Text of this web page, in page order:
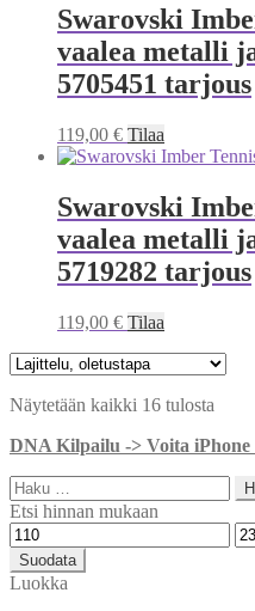
Swarovski
vaalea metalli
5705451 tarjous
119,00 € Tilaa
Swarovski
vaalea metalli
5719282 tarjous
119,00 € Tilaa
Näytetään kaikki 16 tulosta
DNA Kilpailu -> Voita iPhone
Haku:
Etsi hinnan mukaan
Minimihinta
Suodata
Luokka